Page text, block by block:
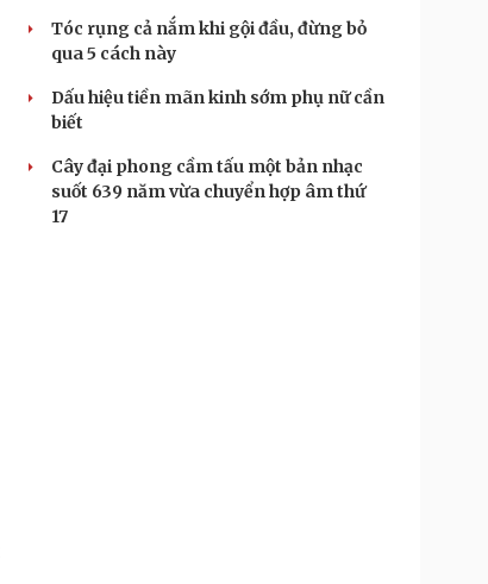
Tóc rụng cả nắm khi gội đầu, đừng bỏ
qua 5 cách này
Dấu hiệu tiền mãn kinh sớm phụ nữ cần
biết
Cây đại phong cầm tấu một bản nhạc
suốt 639 năm vừa chuyển hợp âm thứ
17